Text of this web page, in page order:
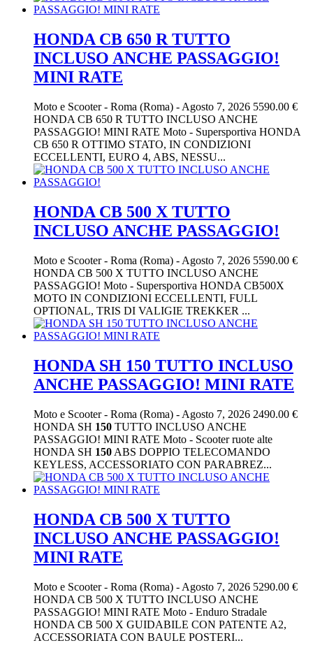
HONDA CB 650 R TUTTO
INCLUSO ANCHE PASSAGGIO!
MINI RATE
Moto e Scooter- Roma (Roma) - Agosto 7, 2026 5590.00 €
HONDA CB 650 R TUTTO INCLUSO ANCHE
PASSAGGIO! MINI RATE Moto - Supersportiva HONDA
CB 650 R OTTIMO STATO, IN CONDIZIONI
ECCELLENTI, EURO 4, ABS, NESSU...
HONDA CB 500 X TUTTO
INCLUSO ANCHE PASSAGGIO!
Moto e Scooter- Roma (Roma) - Agosto 7, 2026 5590.00 €
HONDA CB 500 X TUTTO INCLUSO ANCHE
PASSAGGIO! Moto - Supersportiva HONDA CB500X
MOTO IN CONDIZIONI ECCELLENTI, FULL
OPTIONAL, TRIS DI VALIGIE TREKKER ...
HONDA SH 150 TUTTO INCLUSO
ANCHE PASSAGGIO! MINI RATE
Moto e Scooter- Roma (Roma) - Agosto 7, 2026 2490.00 €
HONDA SH 150 TUTTO INCLUSO ANCHE
PASSAGGIO! MINI RATE Moto - Scooter ruote alte
HONDA SH 150 ABS DOPPIO TELECOMANDO
KEYLESS, ACCESSORIATO CON PARABREZ...
HONDA CB 500 X TUTTO
INCLUSO ANCHE PASSAGGIO!
MINI RATE
Moto e Scooter- Roma (Roma) - Agosto 7, 2026 5290.00 €
HONDA CB 500 X TUTTO INCLUSO ANCHE
PASSAGGIO! MINI RATE Moto - Enduro Stradale
HONDA CB 500 X GUIDABILE CON PATENTE A2,
ACCESSORIATA CON BAULE POSTERI...